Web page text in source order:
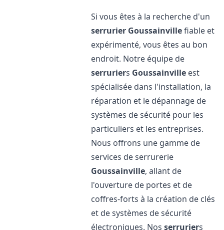
Si vous êtes à la recherche d'un
serrurier Goussainvillefiable et
expérimenté, vous êtes au bon
endroit. Notre équipe de
serruriers Goussainville est
spécialisée dans l'installation, la
réparation et le dépannage de
systèmes de sécurité pour les
particuliers et les entreprises.
Nous offrons une gamme de
services de serrurerie
Goussainville, allant de
l'ouverture de portes et de
coffres-forts à la création de clés
et de systèmes de sécurité
électroniques. Nosserruriers